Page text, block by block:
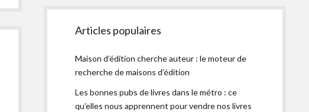
Articles populaires
Maison d’édition cherche auteur : le moteur de
recherche de maisons d’édition
Les bonnes pubs de livres dans le métro : ce
qu’elles nous apprennent pour vendre nos livres